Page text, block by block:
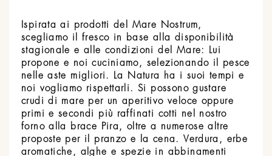
Ispirata ai prodotti del Mare Nostrum,
scegliamo il fresco in base alla disponibilità
stagionale e alle condizioni del Mare: Lui
propone e noi cuciniamo, selezionando il pesce
nelle aste migliori. La Natura ha i suoi tempi e
noi vogliamo rispettarli. Si possono gustare
crudi di mare per un aperitivo veloce oppure
primi e secondi più raffinati cotti nel nostro
forno alla brace Pira, oltre a numerose altre
proposte per il pranzo e la cena. Verdura, erbe
aromatiche, alghe e spezie in abbinamenti